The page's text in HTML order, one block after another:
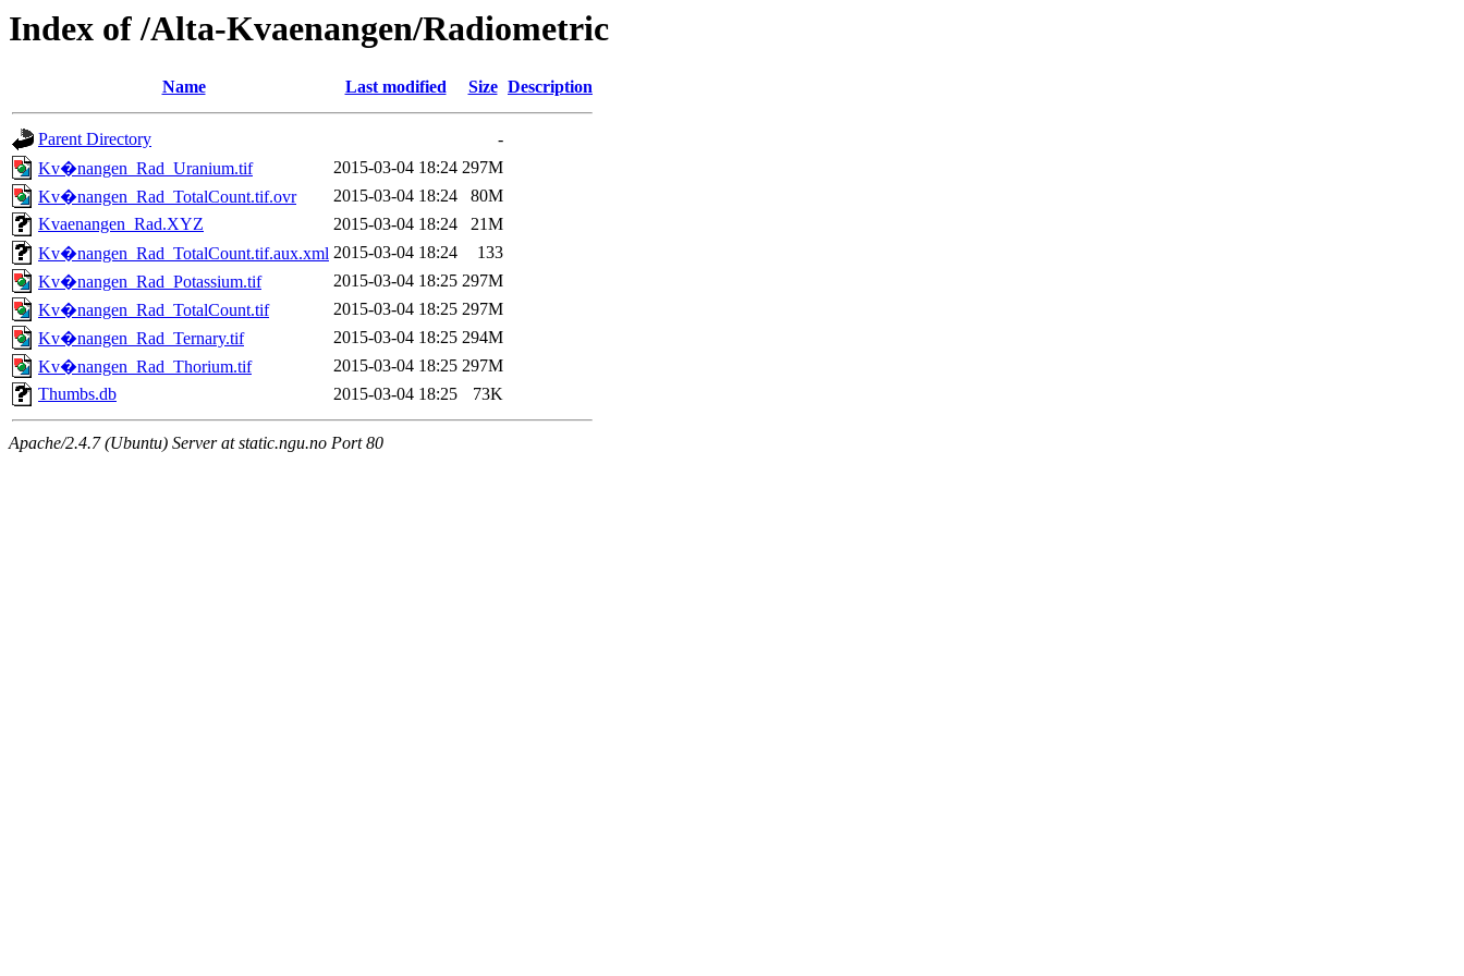
Index of /Alta-Kvaenangen/Radiometric
Name Last modified Size Description
Parent Directory
-
Kv�nangen_Rad_Uranium.tif
2015-03-04 18:24 297M
Kv�nangen_Rad_TotalCount.tif.ovr
2015-03-04 18:24
80M
Kvaenangen_Rad.XYZ
2015-03-04 18:24
21M
Kv�nangen_Rad_TotalCount.tif.aux.xml 2015-03-04 18:24
133
Kv�nangen_Rad_Potassium.tif
2015-03-04 18:25 297M
Kv�nangen_Rad_TotalCount.tif
2015-03-04 18:25 297M
Kv�nangen_Rad_Ternary.tif
2015-03-04 18:25 294M
Kv�nangen_Rad_Thorium.tif
2015-03-04 18:25 297M
Thumbs.db
2015-03-04 18:25 73K
Apache/2.4.7 (Ubuntu) Server at static.ngu.no Port 80